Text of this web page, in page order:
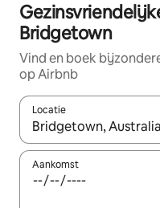
Bridgetown
Vind en boek
op Airbnb
Locatie
Wanneer er resultaten
Aankomst